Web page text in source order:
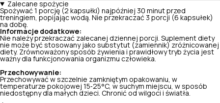
Zalecane spożycie
Spożywać 1 porcję (2 kapsułki) najpóźniej 30 minut przed
treningiem, popijając wodą. Nie przekraczać 3 porcji (6 kapsułek)
na dobę.
Informacje dodatkowe:
Nie należy przekraczać zalecanej dziennej porcji. Suplement diety
nie może być stosowany jako substytut (zamiennik) zróżnicowanej
diety. Zrównoważony sposób żywienia i prawidłowy tryb życia jest
ważny dla funkcjonowania organizmu człowieka.
Przechowywanie:
Przechowywać w szczelnie zamkniętym opakowaniu, w
temperaturze pokojowej 15‑25°C, w suchym miejscu, w sposób
niedostępny dla małych dzieci. Chronić od wilgoci i światła.